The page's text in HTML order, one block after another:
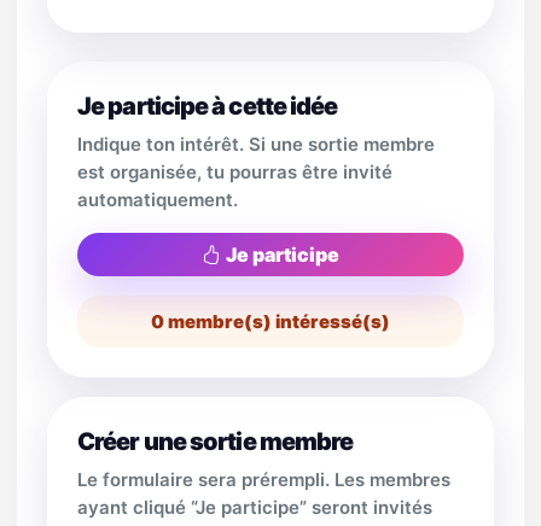
Je participe à cette idée
Indique ton intérêt. Si une sortie membre
est organisée, tu pourras être invité
automatiquement.
Je participe
0membre(s) intéressé(s)
Créer une sortie membre
Le formulaire sera prérempli. Les membres
ayant cliqué “Je participe” seront invités